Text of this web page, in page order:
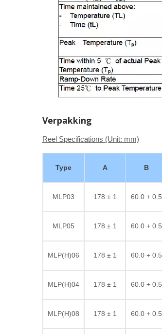
Verpakking
Reel Specifications (Unit: mm)
Type A B
MLP03 178 ± 1 60.0 + 0.5
MLP05 178 ± 1 60.0 + 0.5
MLP(H)06 178 ± 1 60.0 + 0.5
MLP(H)04 178 ± 1 60.0 + 0.5
MLP(H)08 178 ± 1 60.0 + 0.5